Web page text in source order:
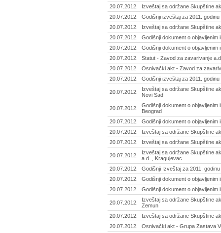
20.07.2012.
Izveštaj sa održane Skupštine
20.07.2012.
Godišnji izveštaj za 2011.
20.07.2012.
Izveštaj sa održane Skupštine
20.07.2012.
Godišnji dokument o objavljenim
20.07.2012.
Godišnji dokument o objavljenim
20.07.2012.
Statut - Zavod za zavarivanje
20.07.2012.
Osnivački akt - Zavod za
20.07.2012.
Godišnji izveštaj za 2011.
20.07.2012.
Izveštaj sa održane Skupštine
Novi Sad
20.07.2012.
Godišnji dokument o
Beograd
20.07.2012.
Godišnji dokument o
20.07.2012.
Izveštaj sa održane Skupštine
20.07.2012.
Izveštaj sa održane Skupštine
20.07.2012.
Izveštaj sa održane Skupštine
a.d. , Kragujevac
20.07.2012.
Godišnji Izveštaj za 2011.
20.07.2012.
Godišnji dokument o objavljenim
20.07.2012.
Godišnji dokument o objavljenim
20.07.2012.
Izveštaj sa održane Skupštine
Zemun
20.07.2012.
Izveštaj sa održane Skupštine
20.07.2012.
Osnivački akt - Grupa Zastava